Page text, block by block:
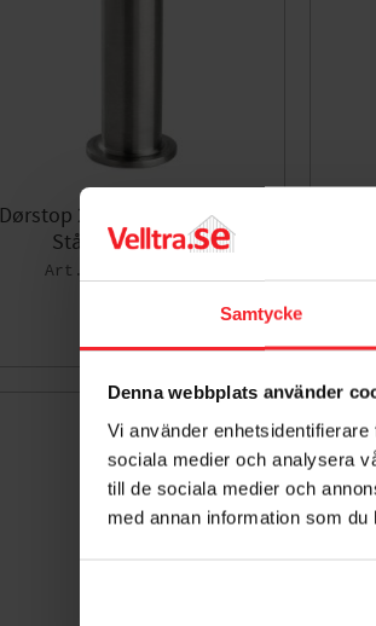
Samtycke
Denna webbplats använder
Vi använder
sociala medier och analysera
till de sociala medier och
med annan information som
Dørstop 2890, 75mm, Rustfrit
Stål , Habo 13569
Gem som
17